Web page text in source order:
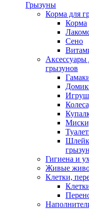
Грызуны
Корма для
Корма
Сено
Аксессуары
грызунов
Гигиена и
Живые
Клетки,